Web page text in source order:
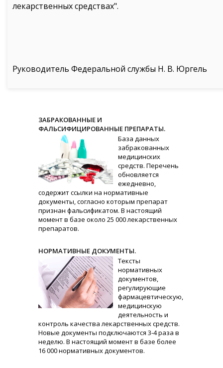
лекарственных средствах".
Руководитель Федеральной службы Н. В. Юргель
ЗАБРАКОВАННЫЕ И
ФАЛЬСИФИЦИРОВАННЫЕ ПРЕПАРАТЫ.
База данных
забракованных
медицинских
средств. Перечень
обновляется
ежедневно,
содержит ссылки на нормативные
документы, согласно которым препарат
признан фальсификатом. В настоящий
момент в базе около 25 000 лекарственных
препаратов.
НОРМАТИВНЫЕ ДОКУМЕНТЫ.
Тексты
нормативных
документов,
регулирующие
фармацевтическую,
медицинскую
деятельность и
контроль качества лекарственных средств.
Новые документы подключаются 3-4 раза в
неделю. В настоящий момент в базе более
16 000 нормативных документов.